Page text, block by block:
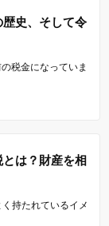
史、そして令
税金になっていま
は？財産を相
持たれているイメ